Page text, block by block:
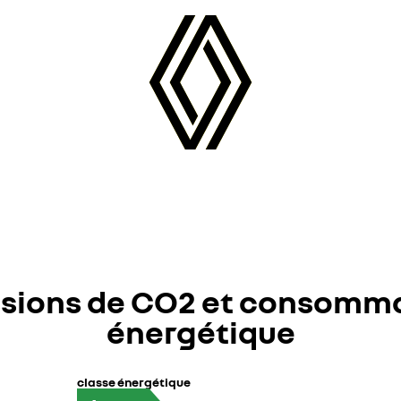
de CO2 et
énergétique
classe énergétique